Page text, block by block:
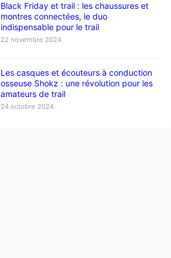
Black Friday et trail : les chaussures et
montres connectées, le duo
indispensable pour le trail
22 novembre 2024
Les casques et écouteurs à conduction
osseuse Shokz : une révolution pour les
amateurs de trail
24 octobre 2024